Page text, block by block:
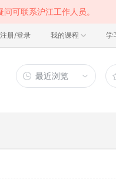
可联系沪江工作人员。
注册/登录 我的课程 学
最近浏览